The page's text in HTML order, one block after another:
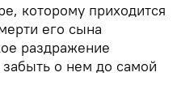
которому приходится
его сына
раздражение
о нем до самой